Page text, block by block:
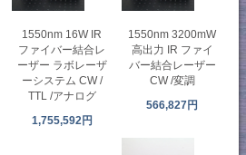
1550nm 16W IR
ファイバー結合レ
ーザー ラボレーザ
ーシステム CW /
TTL /アナログ
1,755,592円
1550nm 3200mW
高出力 IR ファイ
バー結合レーザー
CW /変調
566,827円